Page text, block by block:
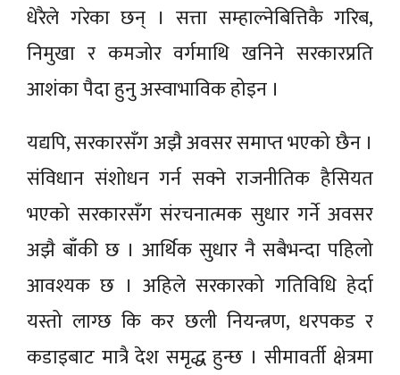
धेरैले गरेका छन् । सत्ता सम्हाल्नेबित्तिकै गरिब,
निमुखा र कमजोर वर्गमाथि खनिने सरकारप्रति
आशंका पैदा हुनु अस्वाभाविक होइन ।
यद्यपि, सरकारसँग अझै अवसर समाप्त भएको छैन ।
संविधान संशोधन गर्न सक्ने राजनीतिक हैसियत
भएको सरकारसँग संरचनात्मक सुधार गर्ने अवसर
अझै बाँकी छ । आर्थिक सुधार नै सबैभन्दा पहिलो
आवश्यक छ । अहिले सरकारको गतिविधि हेर्दा
यस्तो लाग्छ कि कर छली नियन्त्रण, धरपकड र
कडाइबाट मात्रै देश समृद्ध हुन्छ । सीमावर्ती क्षेत्रमा